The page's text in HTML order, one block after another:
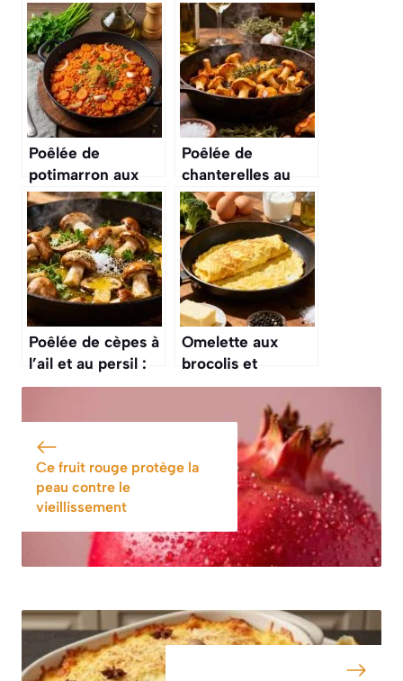
Poêlée de
potimarron aux
carottes et
lentilles : recette
d’automne
savoureuse
Poêlée de
chanterelles au
beurre : recette
savoureuse
Poêlée de cèpes à
l’ail et au persil :
recette
Omelette aux
brocolis et
fromage frais :
recette facile et
savoureuse
Ce fruit rouge protège la
peau contre le
vieillissement